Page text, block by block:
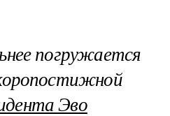
погружается
Эво